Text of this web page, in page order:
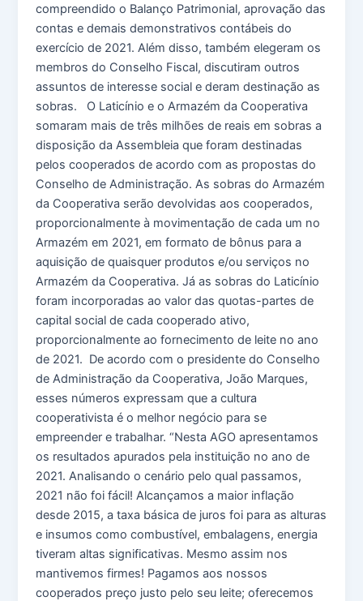
compreendido o Balanço Patrimonial, aprovação das
contas e demais demonstrativos contábeis do
exercício de 2021. Além disso, também elegeram os
membros do Conselho Fiscal, discutiram outros
assuntos de interesse social e deram destinação as
sobras. O Laticínio e o Armazém da Cooperativa
somaram mais de três milhões de reais em sobras a
disposição da Assembleia que foram destinadas
pelos cooperados de acordo com as propostas do
Conselho de Administração. As sobras do Armazém
da Cooperativa serão devolvidas aos cooperados,
proporcionalmente à movimentação de cada um no
Armazém em 2021, em formato de bônus para a
aquisição de quaisquer produtos e/ou serviços no
Armazém da Cooperativa. Já as sobras do Laticínio
foram incorporadas ao valor das quotas-partes de
capital social de cada cooperado ativo,
proporcionalmente ao fornecimento de leite no ano
de 2021. De acordo com o presidente do Conselho
de Administração da Cooperativa, João Marques,
esses números expressam que a cultura
cooperativista é o melhor negócio para se
empreender e trabalhar. “Nesta AGO apresentamos
os resultados apurados pela instituição no ano de
2021. Analisando o cenário pelo qual passamos,
2021 não foi fácil! Alcançamos a maior inflação
desde 2015, a taxa básica de juros foi para as alturas
e insumos como combustível, embalagens, energia
tiveram altas significativas. Mesmo assim nos
mantivemos firmes! Pagamos aos nossos
cooperados preço justo pelo seu leite; oferecemos